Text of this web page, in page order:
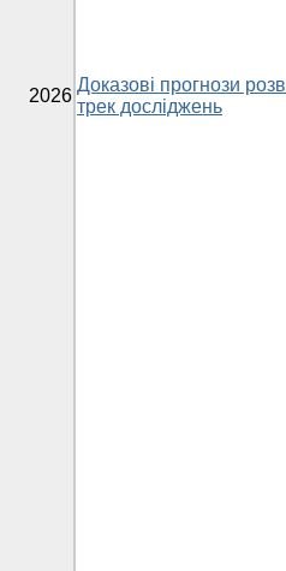
2026
Доказові прогнози
трек досліджень